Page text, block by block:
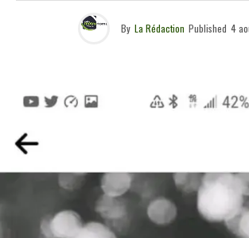
By La Rédaction Published 4